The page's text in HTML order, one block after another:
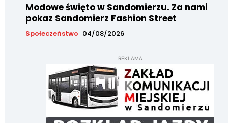
Modowe święto w Sandomierzu. Za nami
pokaz Sandomierz Fashion Street
Społeczeństwo 04/08/2026
REKLAMA